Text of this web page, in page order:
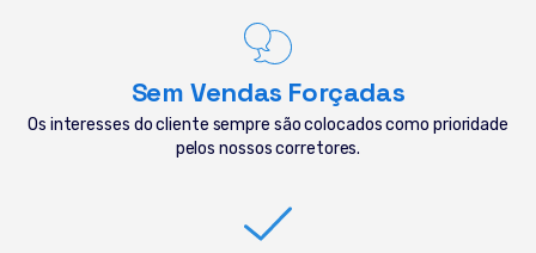
Sem Vendas Forçadas
Os interesses do cliente sempre são colocados como prioridade
pelos nossos corretores.